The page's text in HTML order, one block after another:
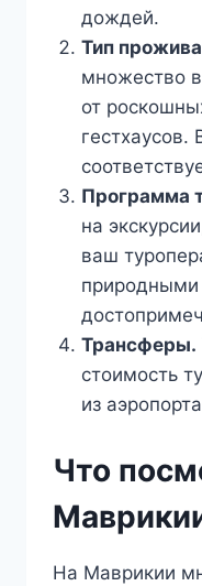
дождей.
Тип
множество
от
гестхаусов.
Программа
на
ваш
природными
Трансферы.
стоимость
из
Что
На Маврикии